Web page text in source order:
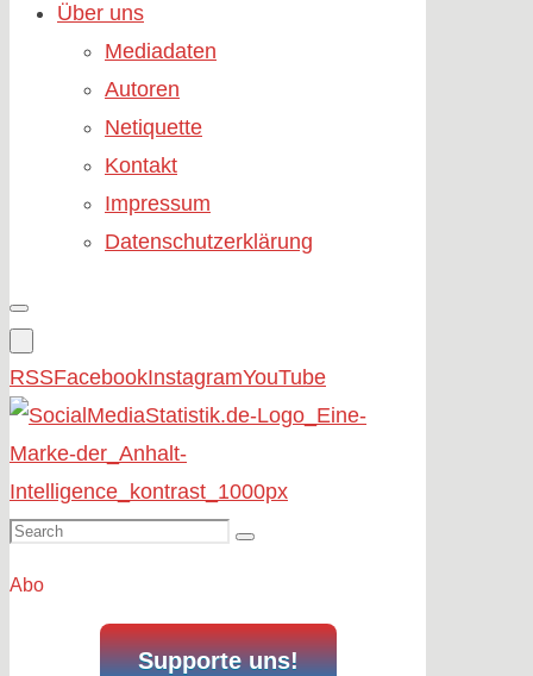
Über uns
Mediadaten
Autoren
Netiquette
Kontakt
Impressum
Datenschutzerklärung
RSSFacebookInstagramYouTube
Search
Search
Abo
Supporte uns!